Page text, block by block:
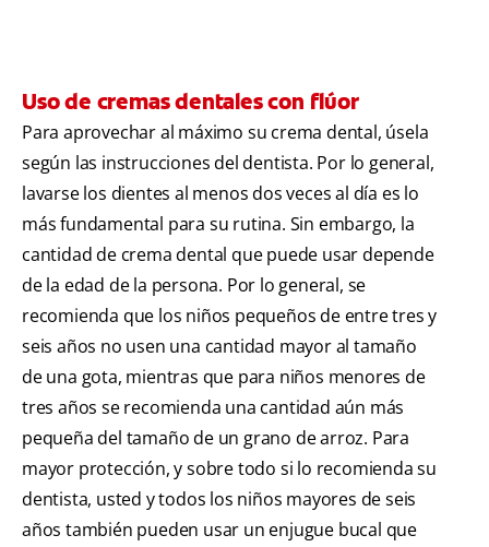
Uso de cremas dentales con flúor
Para aprovechar al máximo su crema dental, úsela
según las instrucciones del dentista. Por lo general,
lavarse los dientes al menos dos veces al día es lo
más fundamental para su rutina. Sin embargo, la
cantidad de crema dental que puede usar depende
de la edad de la persona. Por lo general, se
recomienda que los niños pequeños de entre tres y
seis años no usen una cantidad mayor al tamaño
de una gota, mientras que para niños menores de
tres años se recomienda una cantidad aún más
pequeña del tamaño de un grano de arroz. Para
mayor protección, y sobre todo si lo recomienda su
dentista, usted y todos los niños mayores de seis
años también pueden usar un enjugue bucal que